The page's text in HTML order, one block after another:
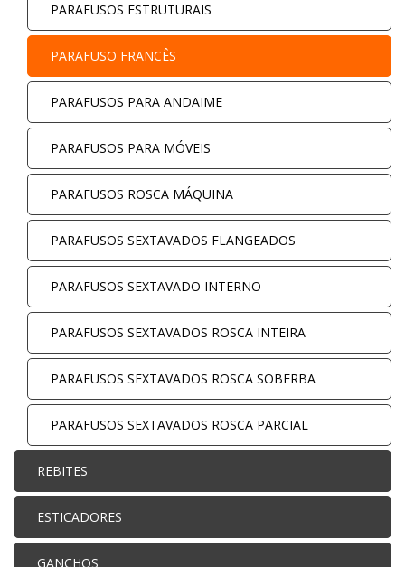
PARAFUSOS ESTRUTURAIS
PARAFUSO FRANCÊS
PARAFUSOS PARA ANDAIME
PARAFUSOS PARA MÓVEIS
PARAFUSOS ROSCA MÁQUINA
PARAFUSOS SEXTAVADOS FLANGEADOS
PARAFUSOS SEXTAVADO INTERNO
PARAFUSOS SEXTAVADOS ROSCA INTEIRA
PARAFUSOS SEXTAVADOS ROSCA SOBERBA
PARAFUSOS SEXTAVADOS ROSCA PARCIAL
REBITES
ESTICADORES
GANCHOS